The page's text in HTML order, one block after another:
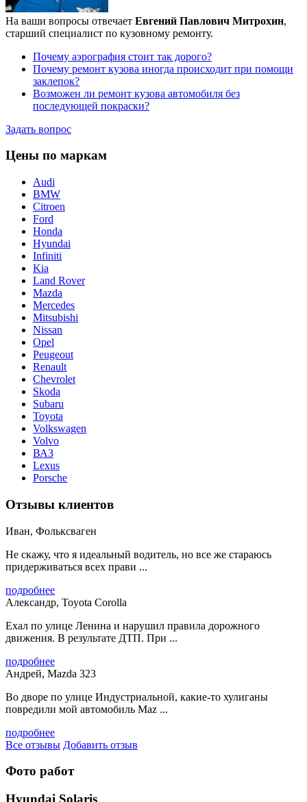
На ваши вопросы отвечает Евгений Павлович Митрохин,
старший специалист по кузовному ремонту.
Почему аэрография стоит так дорого?
Почему ремонт кузова иногда происходит при помощи
заклепок?
Возможен ли ремонт кузова автомобиля без
последующей покраски?
Задать вопрос
Цены по маркам
Audi
BMW
Citroen
Ford
Honda
Hyundai
Infiniti
Kia
Land Rover
Mazda
Mercedes
Mitsubishi
Nissan
Opel
Peugeout
Renault
Chevrolet
Skoda
Subaru
Toyota
Volkswagen
Volvo
ВАЗ
Lexus
Porsche
Отзывы клиентов
Иван, Фольксваген
Не скажу, что я идеальный водитель, но все же стараюсь
придерживаться всех прави ...
подробнее
Александр, Toyota Corolla
Ехал по улице Ленина и нарушил правила дорожного
движения. В результате ДТП. При ...
подробнее
Андрей, Mazda 323
Во дворе по улице Индустриальной, какие-то хулиганы
повредили мой автомобиль Maz ...
подробнее
Все отзывы Добавить отзыв
Фото работ
Hyundai Solaris